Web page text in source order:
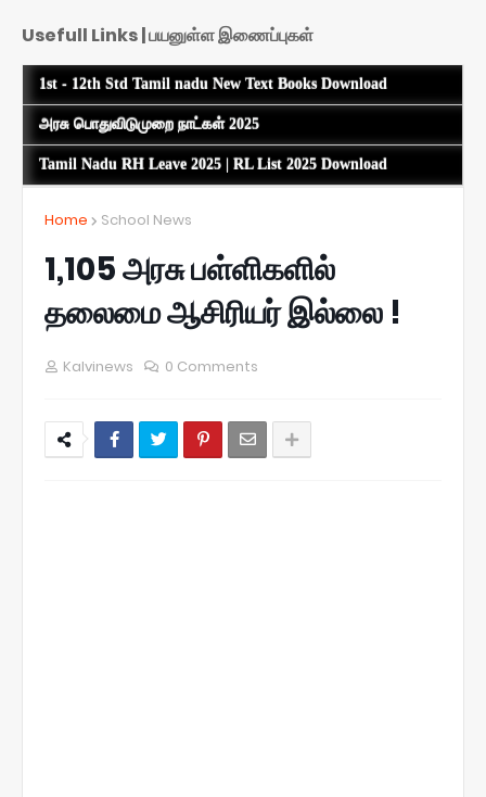
Usefull Links | பயனுள்ள இணைப்புகள்
1st - 12th Std Tamil nadu New Text Books Download
அரசு பொதுவிடுமுறை நாட்கள் 2025
Tamil Nadu RH Leave 2025 | RL List 2025 Download
Home School News
1,105 அரசு பள்ளிகளில்
தலைமை ஆசிரியர் இல்லை !
Kalvinews 0 Comments